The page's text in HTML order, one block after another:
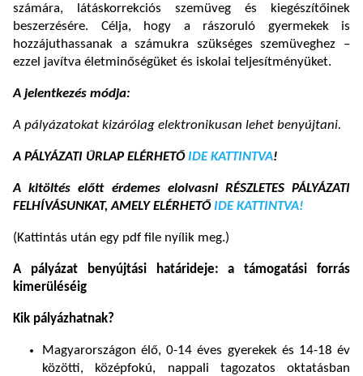
számára, látáskorrekciós szemüveg és kiegészítőinek
beszerzésére. Célja, hogy a rászoruló gyermekek is
hozzájuthassanak a számukra szükséges szemüveghez –
ezzel javítva életminőségüket és iskolai teljesítményüket.
A jelentkezés módja:
A pályázatokat kizárólag elektronikusan lehet benyújtani.
A PÁLYÁZATI ŰRLAP ELÉRHETŐIDE KATTINTVA!
A kitöltés előtt érdemes elolvasni RÉSZLETES PÁLYÁZATI
FELHÍVÁSUNKAT, AMELY ELÉRHETŐIDE KATTINTVA!
(Kattintás után egy pdf file nyílik meg.)
A pályázat benyújtási határideje: a támogatási forrás
kimerüléséig
Kik pályázhatnak?
Magyarországon élő, 0-14 éves gyerekek és 14-18 év
közötti, középfokú, nappali tagozatos oktatásban